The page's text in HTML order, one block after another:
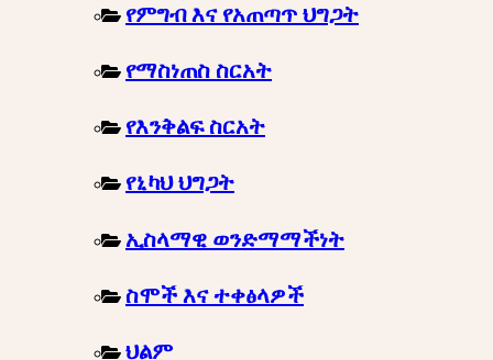
የምግብ እና የአጠጣጥ ህግጋት
የማስነጠስ ስርአት
የእንቅልፍ ስርአት
የኒካህ ህግጋት
ኢስላማዊ ወንድማማችነት
ስሞች እና ተቀፅላዎች
ህልም